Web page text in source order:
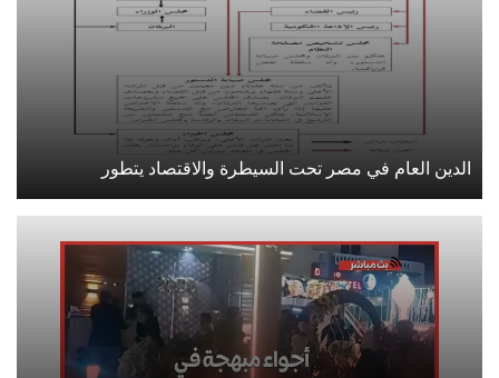
الدين العام في مصر تحت السيطرة والاقتصاد يتطور